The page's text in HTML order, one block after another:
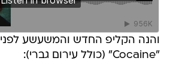
והנה הקליפ החדש והמשעשע
"Cocaine" (כולל עירום גברי):